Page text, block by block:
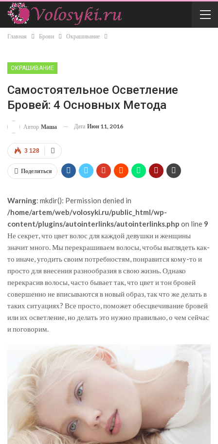
Главная Брови Окрашивание
ОКРАШИВАНИЕ
Самостоятельное Осветление
Бровей: 4 Основных Метода
Автор Маша Дата Июн 11, 2016
3 128
Поделиться
Warning: mkdir(): Permission denied in
/home/artem/web/volosyki.ru/public_html/wp-
content/plugins/autointerlinks/autointerlinks.php on line 9
Не секрет, что цвет волос для каждой девушки и женщины
значит много. Мы перекрашиваем волосы, чтобы выглядеть как-
то иначе, угодить своим потребностям, понравится кому-то и
просто для внесения разнообразия в свою жизнь. Однако
перекрасив волосы, часто бывает так, что цвет и тон бровей
совершенно не вписываются в новый образ, так что же делать в
таких ситуациях? Все просто, поможет обесцвечивание бровей
или их осветление, но делать это нужно правильно, о чем сейчас
и поговорим.